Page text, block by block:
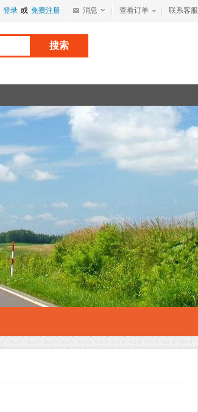
登录 或 免费注册 消息 查看订单 联系客服
搜索